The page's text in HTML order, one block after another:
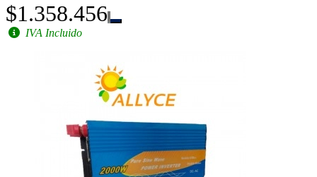
$1.358.456
IVA Incluido